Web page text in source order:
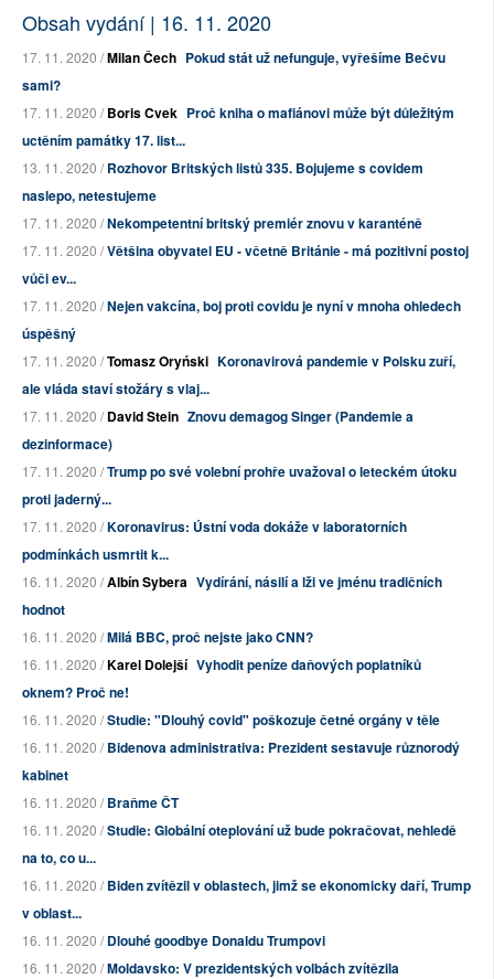
Obsah vydání | 16. 11. 2020
17. 11. 2020 /Milan Čech Pokud stát už nefunguje, vyřešíme Bečvu
sami?
17. 11. 2020 /Boris Cvek Proč kniha o mafiánovi může být důležitým
uctěním památky 17. list...
13. 11. 2020 /Rozhovor Britských listů 335. Bojujeme s covidem
naslepo, netestujeme
17. 11. 2020 /Nekompetentní britský premiér znovu v karanténě
17. 11. 2020 /Většina obyvatel EU - včetně Británie - má pozitivní postoj
vůči ev...
17. 11. 2020 /Nejen vakcína, boj proti covidu je nyní v mnoha ohledech
úspěšný
17. 11. 2020 /Tomasz Oryński Koronavirová pandemie v Polsku zuří,
ale vláda staví stožáry s vlaj...
17. 11. 2020 /David Stein Znovu demagog Singer (Pandemie a
dezinformace)
17. 11. 2020 /Trump po své volební prohře uvažoval o leteckém útoku
proti jaderný...
17. 11. 2020 /Koronavirus: Ústní voda dokáže v laboratorních
podmínkách usmrtit k...
16. 11. 2020 /Albín Sybera Vydírání, násilí a lži ve jménu tradičních
hodnot
16. 11. 2020 /Milá BBC, proč nejste jako CNN?
16. 11. 2020 /Karel Dolejší Vyhodit peníze daňových poplatníků
oknem? Proč ne!
16. 11. 2020 /Studie: "Dlouhý covid" poškozuje četné orgány v těle
16. 11. 2020 /Bidenova administrativa: Prezident sestavuje různorodý
kabinet
16. 11. 2020 /Braňme ČT
16. 11. 2020 /Studie: Globální oteplování už bude pokračovat, nehledě
na to, co u...
16. 11. 2020 /Biden zvítězil v oblastech, jimž se ekonomicky daří, Trump
v oblast...
16. 11. 2020 /Dlouhé goodbye Donaldu Trumpovi
16. 11. 2020 /Moldavsko: V prezidentských volbách zvítězila